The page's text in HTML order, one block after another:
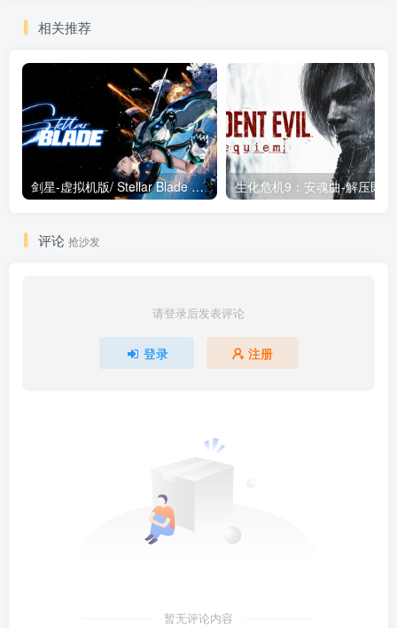
相关推荐
剑星-虚拟机版/ Stellar Blade v1.4.1|Build.19963153 终极版新补丁 送修改器 免安装中文版
评论 抢沙发
请登录后发表评论
登录 注册
暂无评论内容